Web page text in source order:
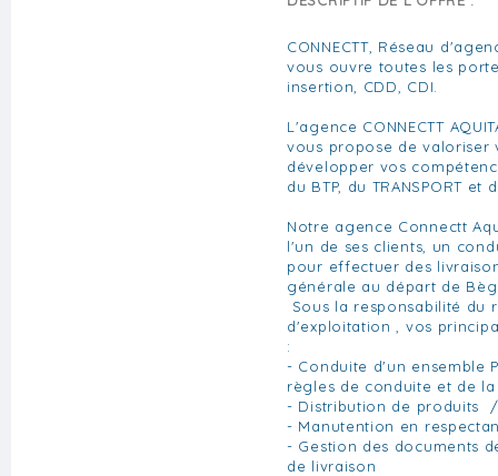
CONNECTT, Réseau
vous ouvre toutes les
insertion, CDD, CDI.
L'agence CONNECTT
vous propose de
développer vos
du BTP, du TRANSPORT et
Notre agence Connectt
l'un de ses clients, un
pour effectuer des
générale au départ de
Sous la responsabilité du
d'exploitation , vos
:
- Conduite d'un ensemble
règles de conduite et de
- Distribution de produits /
- Manutention en
- Gestion des documents
de livraison